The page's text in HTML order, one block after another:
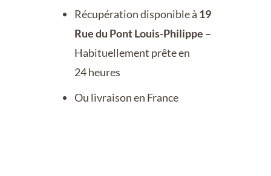
Récupération disponible à 19
Rue du Pont Louis-Philippe –
Habituellement prête en
24 heures
Ou livraison en France